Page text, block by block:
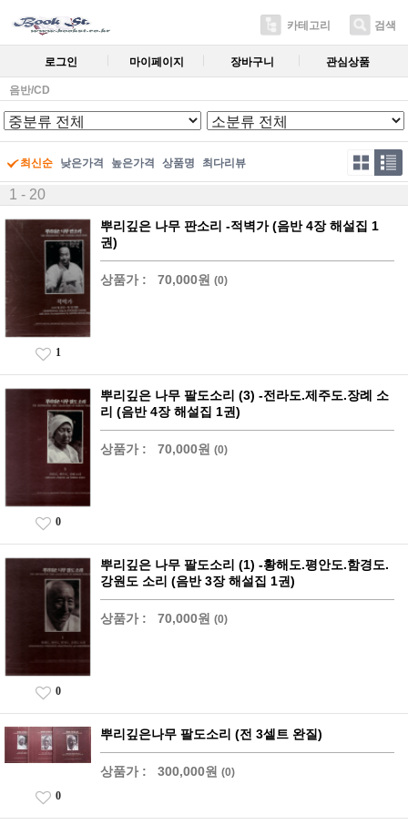
카테고리 검색
로그인 마이페이지 장바구니 관심상품
음반/CD
최신순 낮은가격 높은가격 상품명 최다리뷰
1 - 20
뿌리깊은 나무 판소리 -적벽가 (음반 4장 해설집 1
권)
상품가 : 70,000원 (0)
1
뿌리깊은 나무 팔도소리 (3) -전라도.제주도.장례 소
리 (음반 4장 해설집 1권)
상품가 : 70,000원 (0)
0
뿌리깊은 나무 팔도소리 (1) -황해도.평안도.함경도.
강원도 소리 (음반 3장 해설집 1권)
상품가 : 70,000원 (0)
0
뿌리깊은나무 팔도소리 (전 3셑트 완질)
상품가 : 300,000원 (0)
0